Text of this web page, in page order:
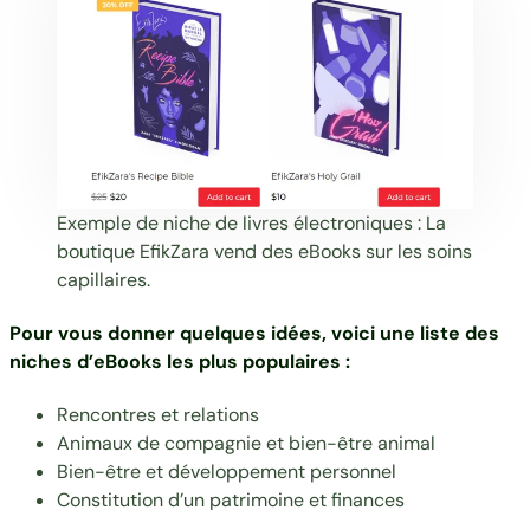
Exemple de niche de livres électroniques : La
boutique EfikZara vend des eBooks sur les soins
capillaires.
Pour vous donner quelques idées, voici une liste des
niches d’eBooks les plus populaires :
Rencontres et relations
Animaux de compagnie et bien-être animal
Bien-être et développement personnel
Constitution d’un patrimoine et finances